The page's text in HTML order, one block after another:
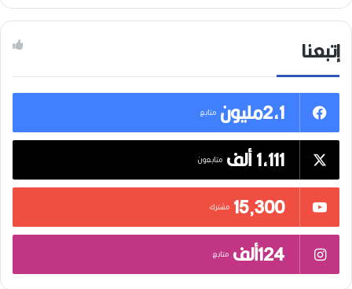
إتبعنا
2,1مليون
متابع
1,111 ألف متابعون
15٬300 مشترك
124ألف متابع